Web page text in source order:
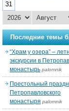
31
Последние темы
“Храм у озера” –
экскурсии в
монастырь palomnik
Престольный
Петропавловского
монастыря palomnik